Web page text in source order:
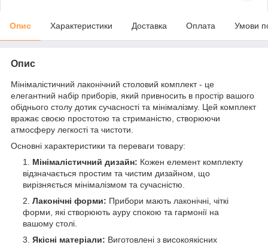
Опис Характеристики Доставка Оплата Умови
Опис
Мінімалістичний лаконічний столовий комплект - це
елегантний набір приборів, який привносить в простір вашого
обіднього столу дотик сучасності та мінімалізму. Цей комплект
вражає своєю простотою та стриманістю, створюючи
атмосферу легкості та чистоти.
Основні характеристики та переваги товару:
Мінімалістичний дизайн: Кожен елемент комплекту
відзначається простим та чистим дизайном, що
вирізняється мінімалізмом та сучасністю.
Лаконічні форми: Прибори мають лаконічні, чіткі
форми, які створюють ауру спокою та гармонії на
вашому столі.
Якісні матеріали: Виготовлені з високоякісних